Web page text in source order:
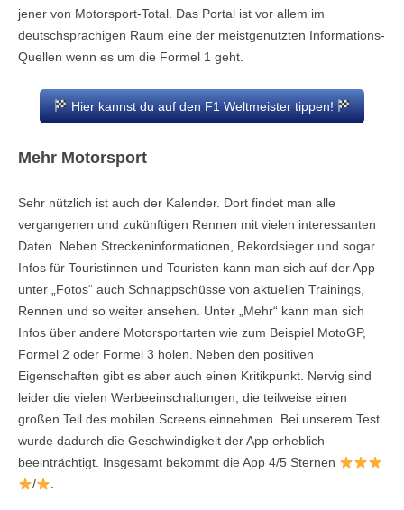
jener von Motorsport-Total. Das Portal ist vor allem im
deutschsprachigen Raum eine der meistgenutzten Informations-
Quellen wenn es um die Formel 1 geht.
Hier kannst du auf den F1 Weltmeister tippen!
Mehr Motorsport
Sehr nützlich ist auch der Kalender. Dort findet man alle
vergangenen und zukünftigen Rennen mit vielen interessanten
Daten. Neben Streckeninformationen, Rekordsieger und sogar
Infos für Touristinnen und Touristen kann man sich auf der App
unter „Fotos“ auch Schnappschüsse von aktuellen Trainings,
Rennen und so weiter ansehen. Unter „Mehr“ kann man sich
Infos über andere Motorsportarten wie zum Beispiel MotoGP,
Formel 2 oder Formel 3 holen. Neben den positiven
Eigenschaften gibt es aber auch einen Kritikpunkt. Nervig sind
leider die vielen Werbeeinschaltungen, die teilweise einen
großen Teil des mobilen Screens einnehmen. Bei unserem Test
wurde dadurch die Geschwindigkeit der App erheblich
beeinträchtigt. Insgesamt bekommt die App 4/5 Sternen
/
.